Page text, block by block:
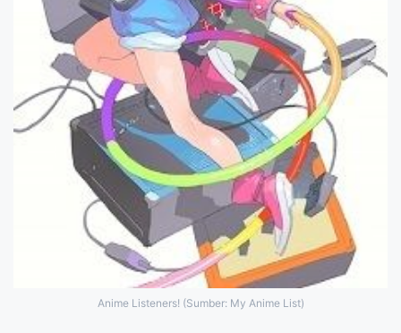
Anime Listeners! (Sumber: My Anime List)